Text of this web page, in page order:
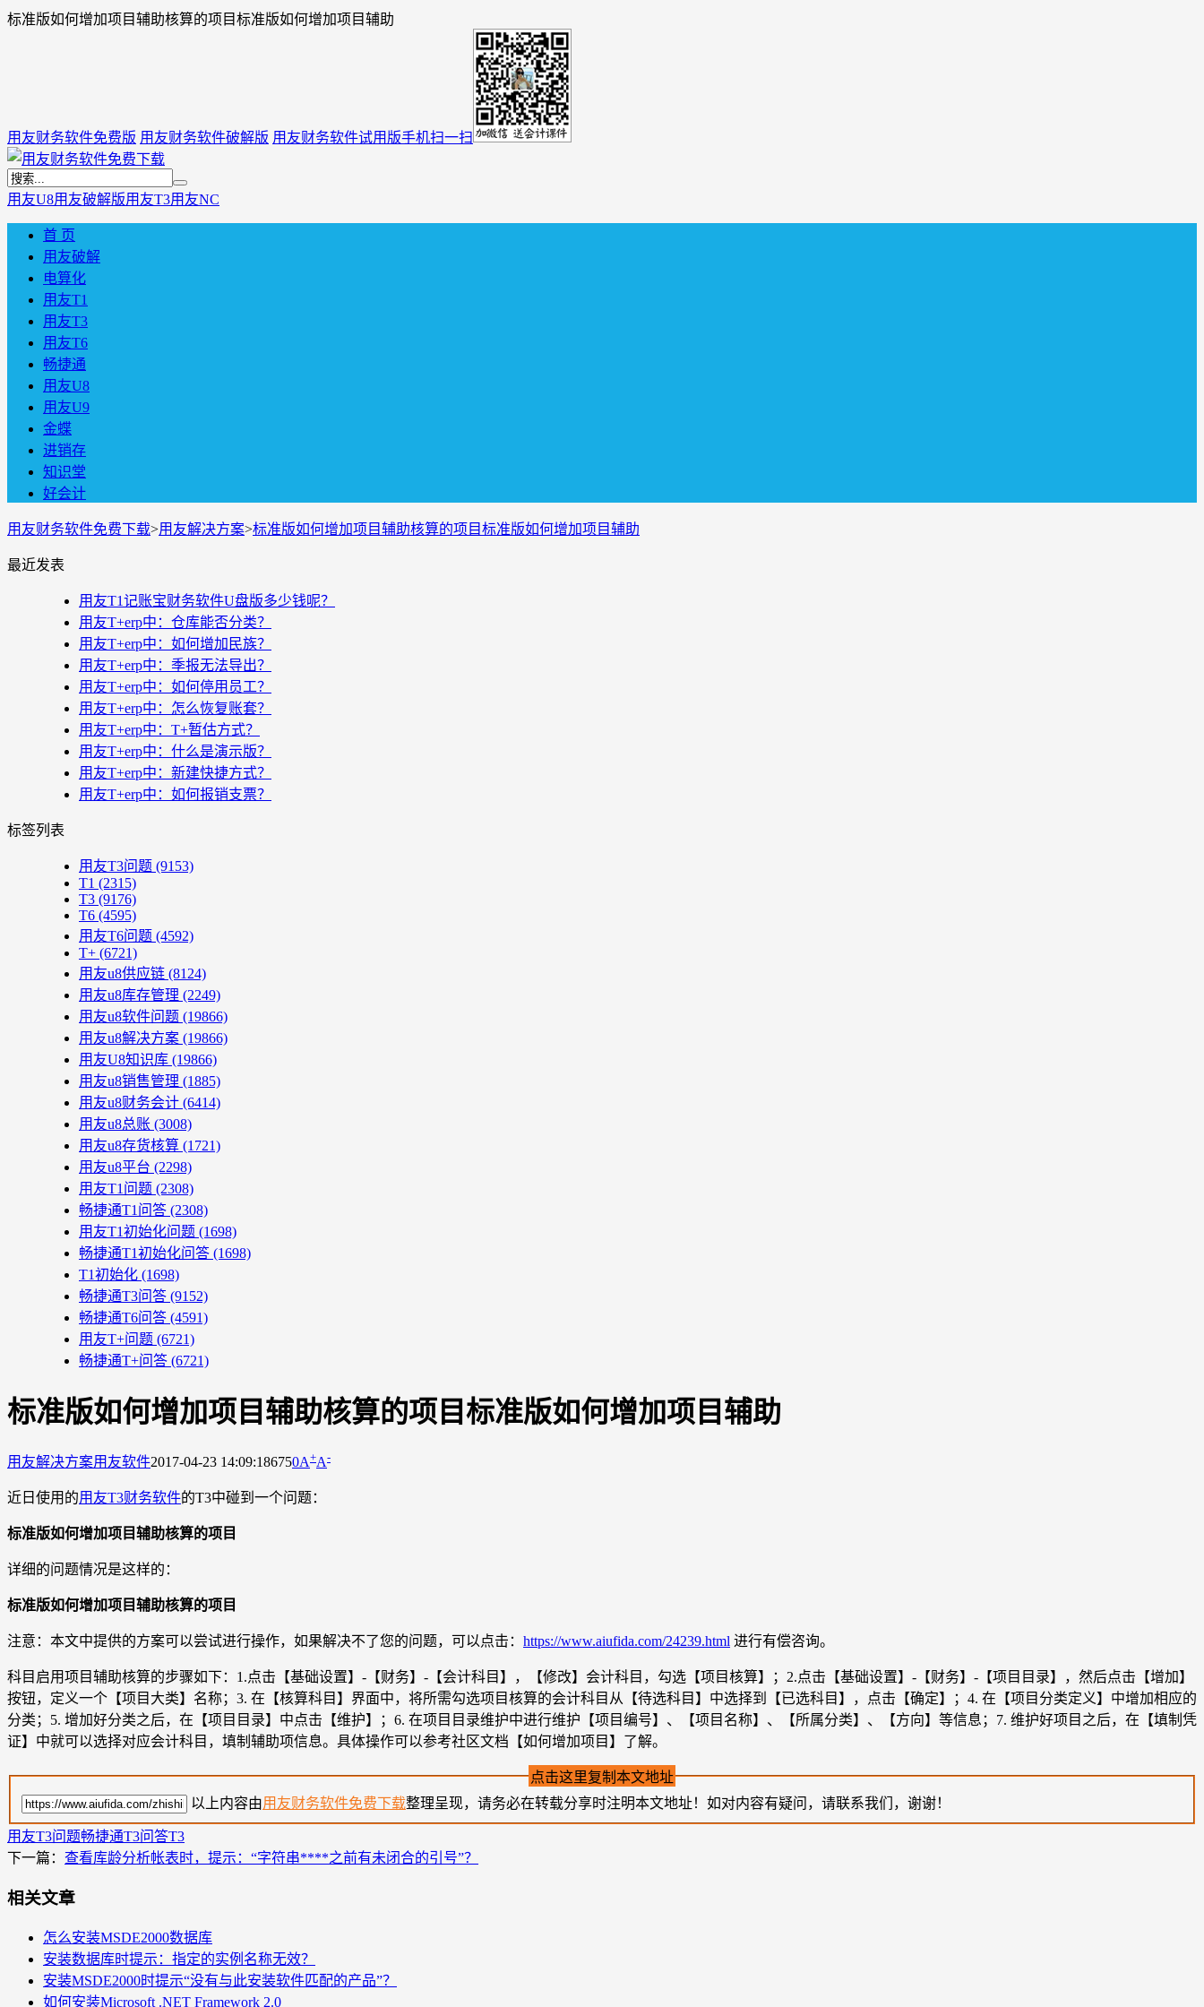
标准版如何增加项目辅助核算的项目标准版如何增加项目辅助
用友财务软件免费版 用友财务软件破解版 用友财务软件试用版手机扫一扫
用友U8用友破解版用友T3用友NC
首 页
用友破解
电算化
用友T1
用友T3
用友T6
畅捷通
用友U8
用友U9
金蝶
进销存
知识堂
好会计
用友财务软件免费下载>用友解决方案>标准版如何增加项目辅助核算的项目标准版如何增加项目辅助
最近发表
用友T1记账宝财务软件U盘版多少钱呢？
用友T+erp中：仓库能否分类？
用友T+erp中：如何增加民族？
用友T+erp中：季报无法导出？
用友T+erp中：如何停用员工？
用友T+erp中：怎么恢复账套？
用友T+erp中：T+暂估方式？
用友T+erp中：什么是演示版？
用友T+erp中：新建快捷方式？
用友T+erp中：如何报销支票？
标签列表
用友T3问题 (9153)
T1 (2315)
T3 (9176)
T6 (4595)
用友T6问题 (4592)
T+ (6721)
用友u8供应链 (8124)
用友u8库存管理 (2249)
用友u8软件问题 (19866)
用友u8解决方案 (19866)
用友U8知识库 (19866)
用友u8销售管理 (1885)
用友u8财务会计 (6414)
用友u8总账 (3008)
用友u8存货核算 (1721)
用友u8平台 (2298)
用友T1问题 (2308)
畅捷通T1问答 (2308)
用友T1初始化问题 (1698)
畅捷通T1初始化问答 (1698)
T1初始化 (1698)
畅捷通T3问答 (9152)
畅捷通T6问答 (4591)
用友T+问题 (6721)
畅捷通T+问答 (6721)
标准版如何增加项目辅助核算的项目标准版如何增加项目辅助
用友解决方案用友软件2017-04-23 14:09:186750A+A-
近日使用的用友T3财务软件的T3中碰到一个问题：
标准版如何增加项目辅助核算的项目
详细的问题情况是这样的：
标准版如何增加项目辅助核算的项目
注意：本文中提供的方案可以尝试进行操作，如果解决不了您的问题，可以点击： https://www.aiufida.com/24239.html 进行有偿咨询。
科目启用项目辅助核算的步骤如下：1.点击【基础设置】-【财务】-【会计科目】，【修改】会计科目，勾选【项目核算】；2.点击【基础设置】-【财务】-【项目目录】，然后点击【增加】
按钮，定义一个【项目大类】名称；3. 在【核算科目】界面中，将所需勾选项目核算的会计科目从【待选科目】中选择到【已选科目】，点击【确定】；4. 在【项目分类定义】中增加相应的
分类；5. 增加好分类之后，在【项目目录】中点击【维护】；6. 在项目目录维护中进行维护【项目编号】、【项目名称】、【所属分类】、【方向】等信息；7. 维护好项目之后，在【填制凭
证】中就可以选择对应会计科目，填制辅助项信息。具体操作可以参考社区文档【如何增加项目】了解。
点击这里复制本文地址
以上内容由用友财务软件免费下载整理呈现，请务必在转载分享时注明本文地址！如对内容有疑问，请联系我们，谢谢！
用友T3问题畅捷通T3问答T3
下一篇： 查看库龄分析帐表时，提示：“字符串****之前有未闭合的引号”？
相关文章
怎么安装MSDE2000数据库
安装数据库时提示：指定的实例名称无效？
安装MSDE2000时提示“没有与此安装软件匹配的产品”？
如何安装Microsoft .NET Framework 2.0